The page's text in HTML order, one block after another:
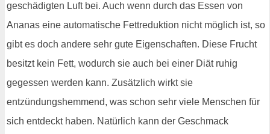
geschädigten Luft bei. Auch wenn durch das Essen von
Ananas eine automatische Fettreduktion nicht möglich ist, so
gibt es doch andere sehr gute Eigenschaften. Diese Frucht
besitzt kein Fett, wodurch sie auch bei einer Diät ruhig
gegessen werden kann. Zusätzlich wirkt sie
entzündungshemmend, was schon sehr viele Menschen für
sich entdeckt haben. Natürlich kann der Geschmack